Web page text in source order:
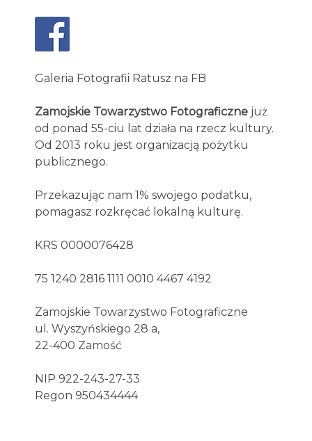
Galeria Fotografii Ratusz na FB
Zamojskie Towarzystwo Fotograficzne już
od ponad 55-ciu lat działa na rzecz kultury.
Od 2013 roku jest organizacją pożytku
publicznego.
Przekazując nam 1% swojego podatku,
pomagasz rozkręcać lokalną kulturę.
KRS 0000076428
75 1240 2816 1111 0010 4467 4192
Zamojskie Towarzystwo Fotograficzne
ul. Wyszyńskiego 28 a,
22-400 Zamość
NIP 922-243-27-33
Regon 950434444